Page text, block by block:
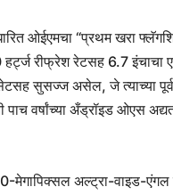
ओईएमचा “प्रथम खरा फ्लॅगशिप
रीफ्रेश रेटसह 6.7 इंचाचा
सुसज्ज असेल, जे त्याच्या
वर्षांच्या अँड्रॉइड ओएस
मेगापिक्सल अल्ट्रा-वाइड-